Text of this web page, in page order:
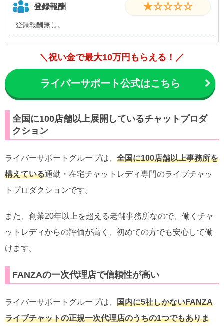
登録報酬 ★☆☆☆☆
登録報酬無し。
＼祝い金で最大10万円もらえる！／
ライバーサポート公式はこちら
全国に100店舗以上展開しているチャットプロダ
クション
ライバーサポートグループは、 全国に100店舗以上事務所を
構えている通勤・在宅チャットレディ専門のライブチャッ
トプロダクションです。
また、創業20年以上を超える老舗事務所なので、働くチャ
ットレディからの評価が高く、初めての方でも安心して働
けます。
FANZAの一次代理店で信頼性が高い
ライバーサポートグループは、 国内に5社しかないFANZA
ライブチャットの正規一次代理店のうちの1つでもありま